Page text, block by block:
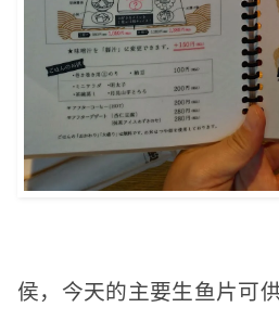
侯，今天的主要生鱼片可供